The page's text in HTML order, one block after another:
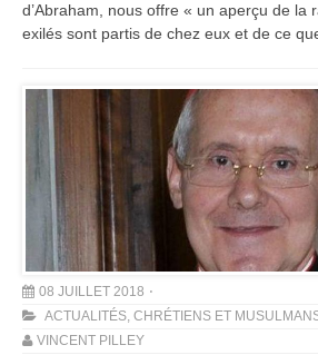
d’Abraham, nous offre « un aperçu de la
exilés sont partis de chez eux et de ce
08 JUILLET 2018
ACTUALITÉS, CHRÉTIENS ET
VINCENT PILLEY